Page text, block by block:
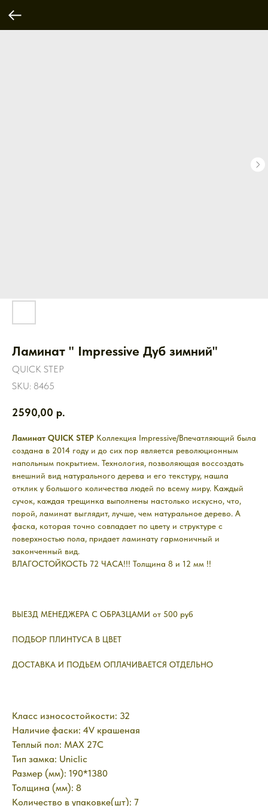
Ламинат " Impressive Дуб зимний"
QUICK STEP
SKU: 8465
2590,00 р.
Ламинат QUICK STEP Коллекция Impressive/Впечатляющий была
создана в 2014 году и до сих пор является революционным
напольным покрытием. Технология, позволяющая воссоздать
внешний вид натурального дерева и его текстуру, нашла
отклик у большого количества людей по всему миру. Каждый
сучок, каждая трещинка выполнены настолько искусно, что,
порой, ламинат выглядит, лучше, чем натуральное дерево. А
фаска, которая точно совпадает по цвету и структуре с
поверхностью пола, придает ламинату гармоничный и
законченный вид.
ВЛАГОСТОЙКОСТЬ 72 ЧАСА!!! Толщина 8 и 12 мм !!
ВЫЕЗД МЕНЕДЖЕРА С ОБРАЗЦАМИ от 500 руб
ПОДБОР ПЛИНТУСА В ЦВЕТ
ДОСТАВКА И ПОДЬЕМ ОПЛАЧИВАЕТСЯ ОТДЕЛЬНО
Класс износостойкости: 32
Наличие фаски: 4V крашеная
Теплый пол: MAX 27C
Тип замка: Uniclic
Размер (мм): 190*1380
Толщина (мм): 8
Количество в упаковке(шт): 7